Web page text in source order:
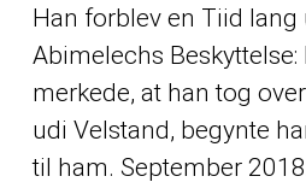
Han forblev en Tiid
Abimelechs Beskyttelse:
merkede, at han tog
udi Velstand, begynte
til ham. September